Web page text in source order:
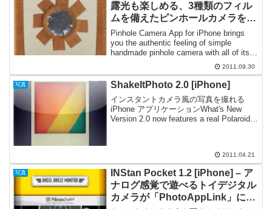
露光も楽しめる、3種類のフィル
ムを備えたピンホールカメラを模
したインターフェイスのカメラ
Pinhole Camera App for iPhone brings
you the authentic feeling of simple
handmade pinhole camera with all of its
2011.09.30
写真 ShakeItPhoto 2.0 [iPhone]
インスタントカメラ風の写真を撮れる
iPhone アプリケーションWhat's New
Version 2.0 now features a real Polaroid
2011.04.21
写真
INStan Pocket 1.2 [iPhone] – ア
ナログ感覚で遊べるトイデジタル
カメラが「PhotoAppLink」に対